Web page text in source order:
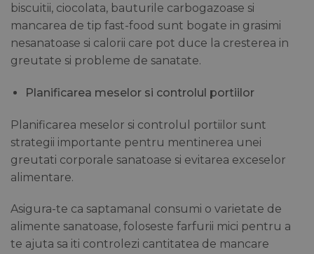
biscuitii, ciocolata, bauturile carbogazoase si
mancarea de tip fast-food sunt bogate in grasimi
nesanatoase si calorii care pot duce la cresterea in
greutate si probleme de sanatate.
Planificarea meselor si controlul portiilor
Planificarea meselor si controlul portiilor sunt
strategii importante pentru mentinerea unei
greutati corporale sanatoase si evitarea exceselor
alimentare.
Asigura-te ca saptamanal consumi o varietate de
alimente sanatoase, foloseste farfurii mici pentru a
te ajuta sa iti controlezi cantitatea de mancare